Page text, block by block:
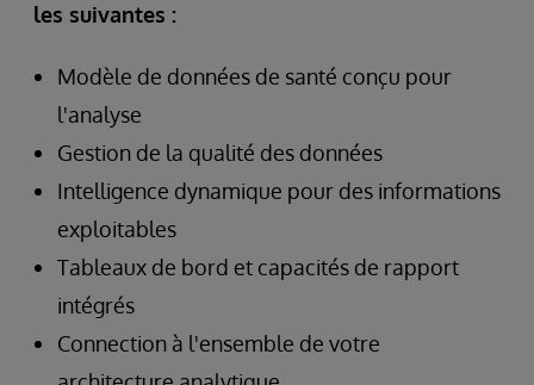
les suivantes :
Modèle de données de santé conçu pour
l'analyse
Gestion de la qualité des données
Intelligence dynamique pour des informations
exploitables
Tableaux de bord et capacités de rapport
intégrés
Connection à l'ensemble de votre